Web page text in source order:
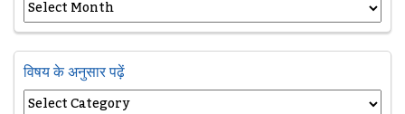
विषय के अनुसार पढ़ें